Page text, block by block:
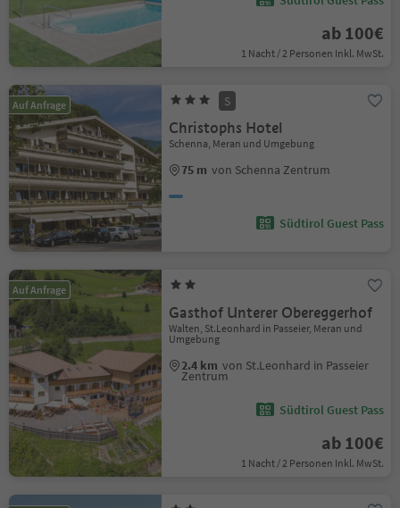
ab 100€
1 Nacht / 2 Personen Inkl. MwSt.
Auf Anfrage S
Christophs Hotel
Schenna, Meran und Umgebung
75 m von Schenna Zentrum
Südtirol Guest Pass
Auf Anfrage
Gasthof Unterer Obereggerhof
Walten, St.Leonhard in Passeier, Meran und
Umgebung
2.4 km von St.Leonhard in Passeier
Zentrum
Südtirol Guest Pass
ab 100€
1 Nacht / 2 Personen Inkl. MwSt.